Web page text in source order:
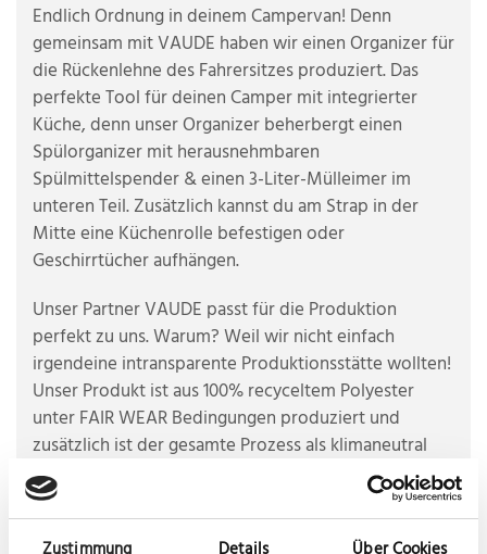
Zustimmung Details Über Cookies
Endlich Ordnung in deinem Campervan! Denn
gemeinsam mit VAUDE haben wir einen Organizer für
die Rückenlehne des Fahrersitzes produziert. Das
perfekte Tool für deinen Camper mit integrierter
Küche, denn unser Organizer beherbergt einen
Spülorganizer mit herausnehmbaren
Spülmittelspender & einen 3-Liter-Mülleimer im
unteren Teil. Zusätzlich kannst du am Strap in der
Mitte eine Küchenrolle befestigen oder
Geschirrtücher aufhängen.
Unser Partner VAUDE passt für die Produktion
perfekt zu uns. Warum? Weil wir nicht einfach
irgendeine intransparente Produktionsstätte wollten!
Unser Produkt ist aus 100% recyceltem Polyester
unter FAIR WEAR Bedingungen produziert und
zusätzlich ist der gesamte Prozess als klimaneutral
zertifiziert.